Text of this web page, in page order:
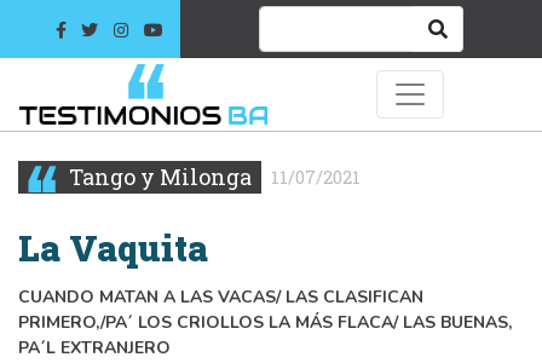
Tango y Milonga 11/07/2021
La Vaquita
CUANDO MATAN A LAS VACAS/ LAS CLASIFICAN
PRIMERO,/PA´ LOS CRIOLLOS LA MÁS FLACA/ LAS BUENAS,
PA´L EXTRANJERO